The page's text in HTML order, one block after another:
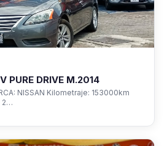
PURE DRIVE M.2014
NISSAN Kilometraje: 153000km
2…